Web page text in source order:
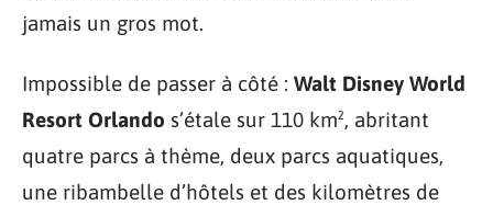
jamais un gros mot.
Impossible de passer à côté : Walt Disney World
Resort Orlando s’étale sur 110 km², abritant
quatre parcs à thème, deux parcs aquatiques,
une ribambelle d’hôtels et des kilomètres de